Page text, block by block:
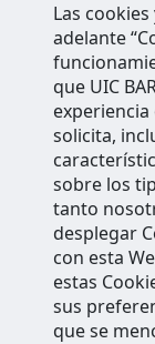
Las
adelante
que UIC
solicita,
sobre los
tanto
desplegar
con esta
estas
sus
que se